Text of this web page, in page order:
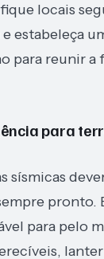
locais
estabeleça
para reunir a
para
sísmicas
pronto.
para pelo